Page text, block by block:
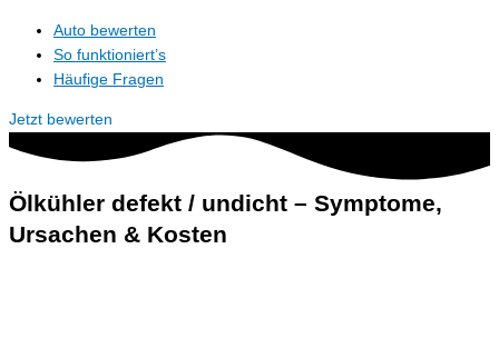
Auto bewerten
So funktioniert’s
Häufige Fragen
Jetzt bewerten
Ölkühler defekt / undicht – Symptome,
Ursachen & Kosten